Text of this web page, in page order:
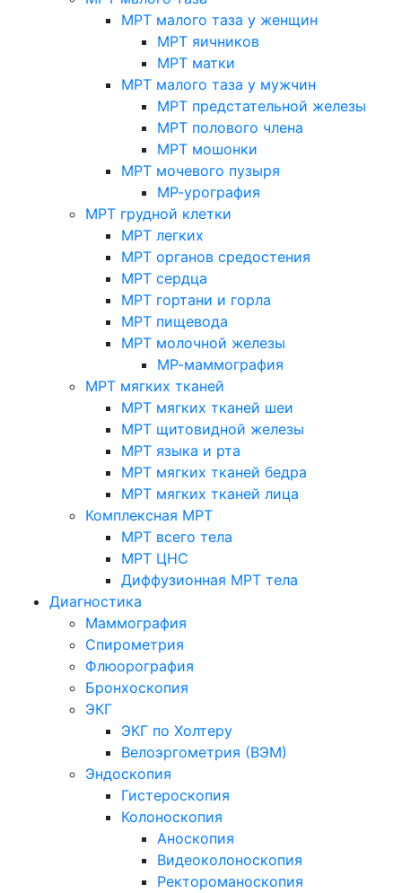
МРТ малого таза у женщин
МРТ яичников
МРТ матки
МРТ малого таза у мужчин
МРТ предстательной железы
МРТ полового члена
МРТ мошонки
МРТ мочевого пузыря
МР-урография
МРТ грудной клетки
МРТ легких
МРТ органов средостения
МРТ сердца
МРТ гортани и горла
МРТ пищевода
МРТ молочной железы
МР-маммография
МРТ мягких тканей
МРТ мягких тканей шеи
МРТ щитовидной железы
МРТ языка и рта
МРТ мягких тканей бедра
МРТ мягких тканей лица
Комплексная МРТ
МРТ всего тела
МРТ ЦНС
Диффузионная МРТ тела
Диагностика
Маммография
Спирометрия
Флюорография
Бронхоскопия
ЭКГ
ЭКГ по Холтеру
Велоэргометрия (ВЭМ)
Эндоскопия
Гистероскопия
Колоноскопия
Аноскопия
Видеоколоноскопия
Ректороманоскопия